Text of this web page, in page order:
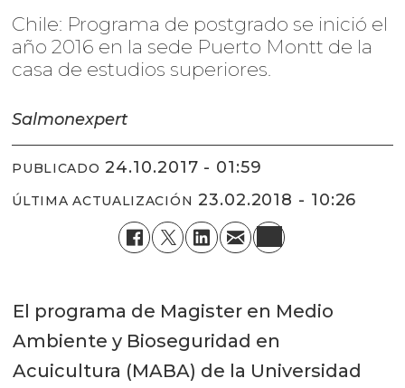
Chile: Programa de postgrado se inició el
año 2016 en la sede Puerto Montt de la
casa de estudios superiores.
Salmonexpert
PUBLICADO 24.10.2017 - 01:59
ÚLTIMA ACTUALIZACIÓN 23.02.2018 - 10:26
El programa de Magister en Medio
Ambiente y Bioseguridad en
Acuicultura (MABA) de la Universidad